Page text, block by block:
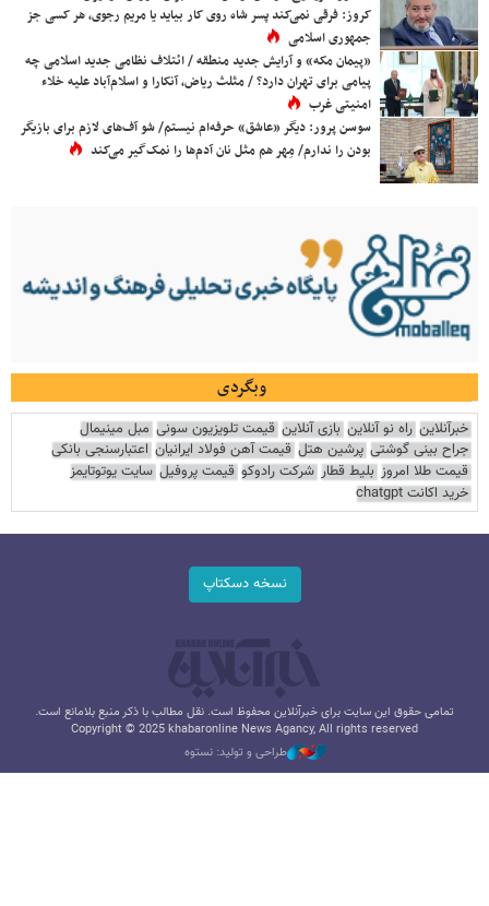
کروز: فرقی نمی‌کند پسر شاه روی کار بیاید یا مریم رجوی، هر کسی جز
جمهوری اسلامی
«پیمان مکه» و آرایش جدید منطقه / ائتلاف نظامی جدید اسلامی چه
پیامی برای تهران دارد؟ / مثلث ریاض، آنکارا و اسلام‌آباد علیه خلاء
امنیتی غرب
سوسن پرور: دیگر «عاشق» حرفه‌ام نیستم/ شو آف‌های لازم برای بازیگر
بودن را ندارم/ مِهر هم مثل نان آدم‌ها را نمک‌گیر می‌کند
وبگردی
خبرآنلاین راه نو آنلاین بازی آنلاین قیمت تلویزیون سونی مبل مینیمال
جراح بینی گوشتی پرشین هتل قیمت آهن فولاد ایرانیان اعتبارسنجی بانکی
قیمت طلا امروز بلیط قطار شرکت رادوکو قیمت پروفیل سایت یوتوتایمز
خرید اکانت chatgpt
نسخه دسکتاپ
تمامی حقوق این سایت برای خبرآنلاین محفوظ است. نقل مطالب با ذکر منبع بلامانع است.
Copyright © 2025 khabaronline News Agancy, All rights reserved
طراحی و تولید: نستوه